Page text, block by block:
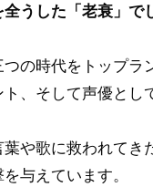
うした「老衰」で
の時代をトップラ
、そして声優とし
や歌に救われてき
与えています。